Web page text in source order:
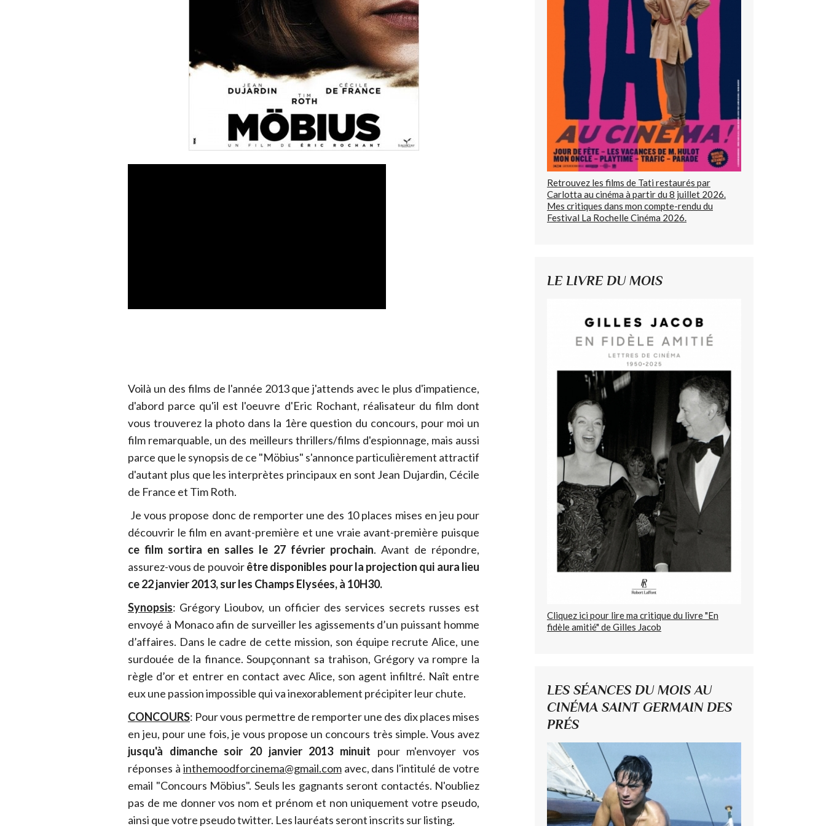
Voilà un des films de l'année 2013 que j'attends avec le plus d'impatience,
d'abord parce qu'il est l'oeuvre d'Eric Rochant, réalisateur du film dont
vous trouverez la photo dans la 1ère question du concours, pour moi un
film remarquable, un des meilleurs thrillers/films d'espionnage, mais aussi
parce que le synopsis de ce "Möbius" s'annonce particulièrement attractif
d'autant plus que les interprètes principaux en sont Jean Dujardin, Cécile
de France et Tim Roth.
Je vous propose donc de remporter une des 10 places mises en jeu pour
découvrir le film en avant-première et une vraie avant-première puisque
ce film sortira en salles le 27 février prochain. Avant de répondre,
assurez-vous de pouvoirêtre disponibles pour la projection qui aura lieu
ce 22 janvier 2013, sur les Champs Elysées, à 10H30.
Synopsis: Grégory Lioubov, un officier des services secrets russes est
envoyé à Monaco afin de surveiller les agissements d’un puissant homme
d’affaires. Dans le cadre de cette mission, son équipe recrute Alice, une
surdouée de la finance. Soupçonnant sa trahison, Grégory va rompre la
règle d’or et entrer en contact avec Alice, son agent infiltré. Naît entre
eux une passion impossible qui va inexorablement précipiter leur chute.
CONCOURS: Pour vous permettre de remporter une des dix places mises
en jeu, pour une fois, je vous propose un concours très simple. Vous avez
jusqu'à dimanche soir 20 janvier 2013 minuit pour m'envoyer vos
réponses à inthemoodforcinema@gmail.comavec, dans l'intitulé de votre
email "Concours Möbius". Seuls les gagnants seront contactés. N'oubliez
pas de me donner vos nom et prénom et non uniquement votre pseudo,
ainsi que votre pseudo twitter. Les lauréats seront inscrits sur listing.
Retrouvez les films de Tati restaurés par
Carlotta au cinéma à partir du 8 juillet 2026.
Mes critiques dans mon compte-rendu du
Festival La Rochelle Cinéma 2026.
LE LIVRE DU MOIS
Cliquez ici pour lire ma critique du livre "En
fidèle amitié" de Gilles Jacob
LES SÉANCES DU MOIS AU
CINÉMA SAINT GERMAIN DES
PRÉS